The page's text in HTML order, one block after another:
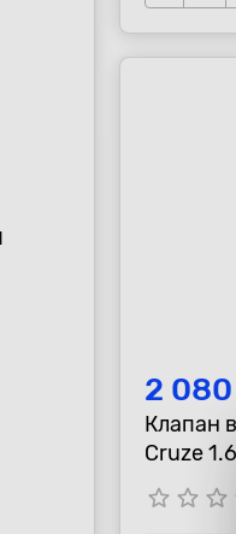
2
Клапан
Cruze
star_border star_border star_border